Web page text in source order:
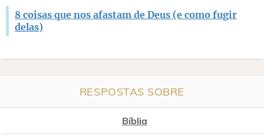
8 coisas que nos afastam de Deus (e como fugir
delas)
RESPOSTAS SOBRE
Bíblia